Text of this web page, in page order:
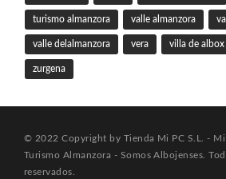
turismo almanzora valle almanzora
valle delalmanzora vera villa de albox
zurgena
© 2022 Copyright by Tienda Mi PC S.L. -
Turismo Almanzora - Somos Albojenses.
reservados.